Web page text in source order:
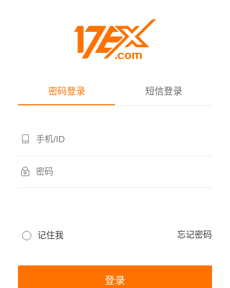
密码登录 短信登录
记住我 忘记密码